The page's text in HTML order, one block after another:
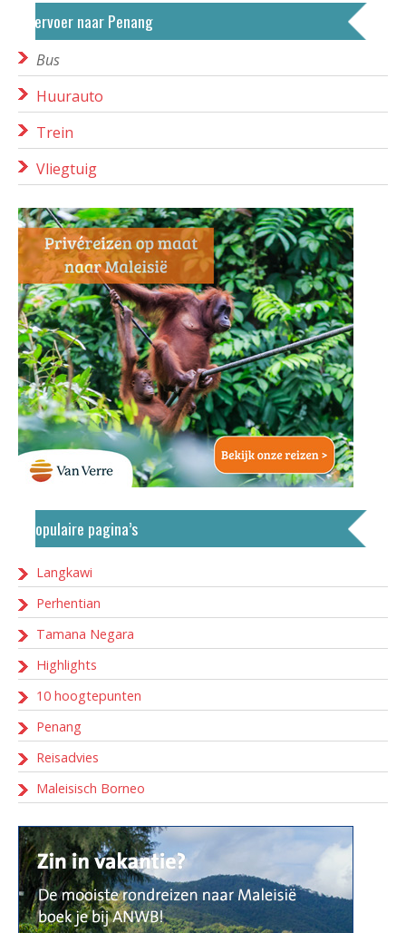
Vervoer naar Penang
Bus
Huurauto
Trein
Vliegtuig
Populaire pagina’s
Langkawi
Perhentian
Tamana Negara
Highlights
10 hoogtepunten
Penang
Reisadvies
Maleisisch Borneo